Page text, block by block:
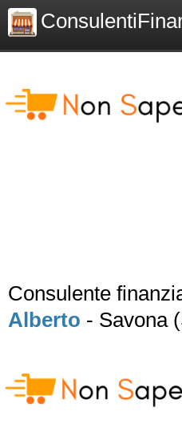
Consulente
Alberto - Savona